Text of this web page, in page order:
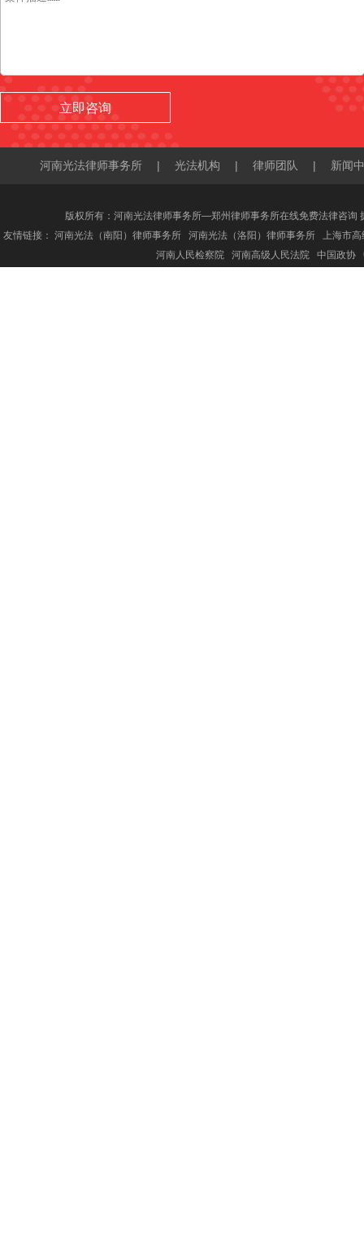
河南光法律师事务所 | 光法机构 | 律师团队 | 新闻
版权所有：河南光法律师事务所—郑州律师事务所在线免费法律咨询
友情链接： 河南光法（南阳）律师事务所 河南光法（洛阳）律师事务所
上海市
河南人民检察院
河南高级人民法院 中国政协